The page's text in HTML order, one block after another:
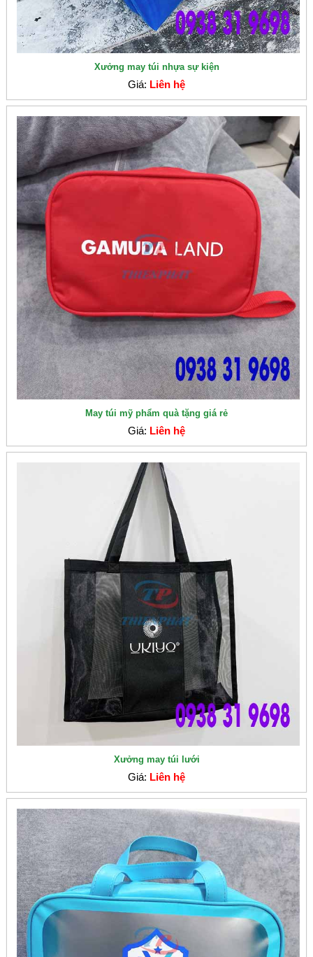
Xưởng may túi nhựa sự kiện
Giá: Liên hệ
May túi mỹ phẩm quà tặng giá rẻ
Giá: Liên hệ
Xưởng may túi lưới
Giá: Liên hệ